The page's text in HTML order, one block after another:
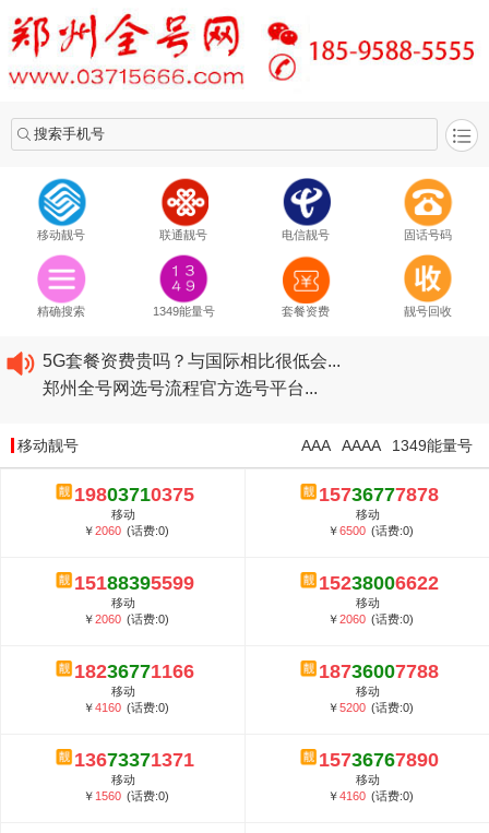
搜索手机号
移动靓号 联通靓号 电信靓号 固话号码
精确搜索 1349能量号 套餐资费 靓号回收
2020​移动最新套餐资费...
2020​联通最新套餐资费...
5G套餐资费贵吗？与国际相比很低会...
郑州全号网选号流程官方选号平台...
2020​联通最新套餐资费...
2020​电信最新套餐资费...
5G套餐资费贵吗？与国际相比很低会...
郑州全号网选号流程官方选号平台...
移动靓号 1349能量号
AAAA
AAA
19803710375
移动
￥2060 (话费:0)
15736777878
移动
￥6500 (话费:0)
15188395599
移动
￥2060 (话费:0)
15238006622
移动
￥2060 (话费:0)
18236771166
移动
￥4160 (话费:0)
18736007788
移动
￥5200 (话费:0)
13673371371
移动
￥ 1560 (话费:0)
15736767890
移动
￥4160 (话费:0)